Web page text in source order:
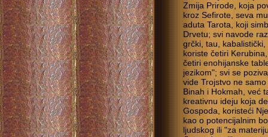
Zmija Prirode, koja
kroz Sefirote, seva
aduta Tarota, koji
Drvetu; svi navode
grčki, tau,
koriste četiri
četiri enohijanske
jezikom"; svi se
vide Trojstvo ne
Binah i Hokmah, već
kreativnu ideju koja
Gospoda, koristeći
kao o potencijalnim
ljudskog ili "za